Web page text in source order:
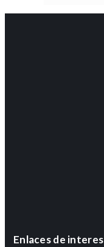
Enlaces de interes